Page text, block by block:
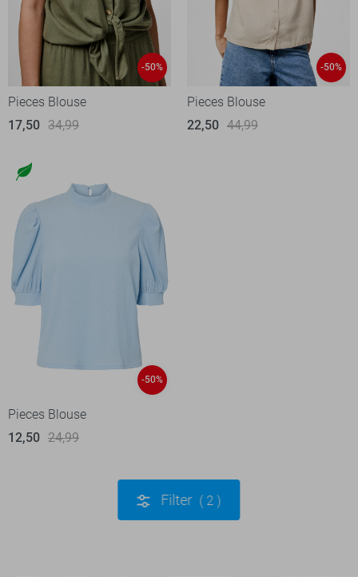
-50%
Pieces Blouse
17,50 34,99
-50%
Pieces Blouse
22,50 44,99
-50%
Pieces Blouse
12,50 24,99
Filter 2